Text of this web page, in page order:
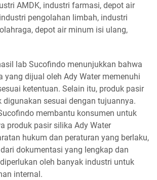
AMDK, industri farmasi, depot air
pengolahan limbah, industri
depot air minum isi ulang,
lab Sucofindo menunjukkan bahwa
yang dijual oleh Ady Water memenuhi
ketentuan. Selain itu, produk pasir
sesuai dengan tujuannya.
membantu konsumen untuk
produk pasir silika Ady Water
hukum dan peraturan yang berlaku,
dokumentasi yang lengkap dan
oleh banyak industri untuk
internal.